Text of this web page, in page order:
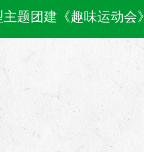
题团建《趣味运动会》